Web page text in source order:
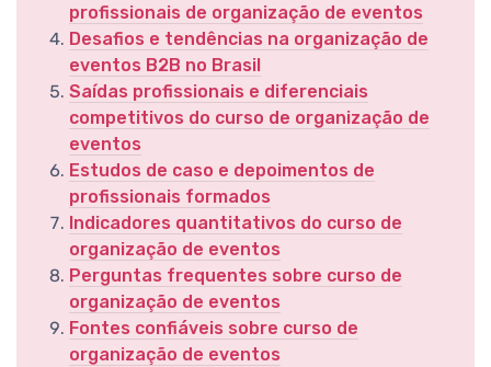
profissionais de organização de eventos
Desafios e tendências na organização de
eventos B2B no Brasil
Saídas profissionais e diferenciais
competitivos do curso de organização de
eventos
Estudos de caso e depoimentos de
profissionais formados
Indicadores quantitativos do curso de
organização de eventos
Perguntas frequentes sobre curso de
organização de eventos
Fontes confiáveis sobre curso de
organização de eventos